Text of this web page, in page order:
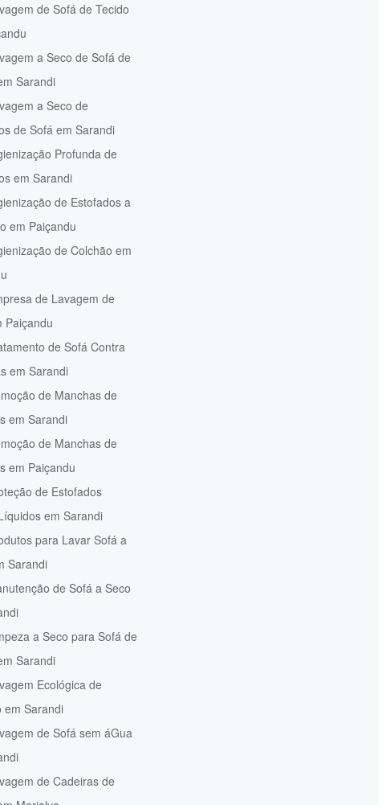
de Sofá de Tecido
a Seco de Sofá de
Sarandi
a Seco de
de Sofá em Sarandi
Profunda de
em Sarandi
de Estofados a
em Paiçandu
de Colchão em
de Lavagem de
Paiçandu
de Sofá Contra
em Sarandi
de Manchas de
em Sarandi
de Manchas de
em Paiçandu
de Estofados
em Sarandi
para Lavar Sofá a
Sarandi
de Sofá a Seco
a Seco para Sofá de
Sarandi
Ecológica de
em Sarandi
de Sofá sem áGua
de Cadeiras de